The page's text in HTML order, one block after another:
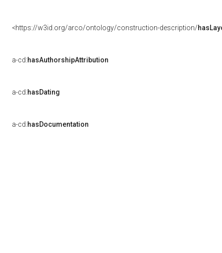
<https://w3id.org/arco/ontology/construction-description/
a-cd:hasAuthorshipAttribution
a-cd:hasDating
a-cd:hasDocumentation